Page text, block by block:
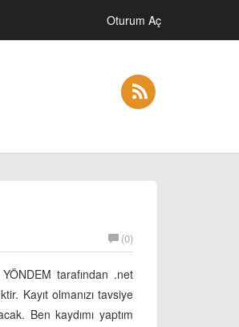
Oturum Aç
(0)
tarafından .net
Kayıt olmanızı tavsiye
Ben kaydımı yaptım